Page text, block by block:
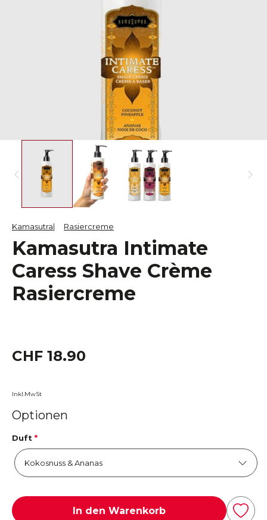
Kamasutra Rasiercreme
Kamasutra Intimate
Caress Shave Crème
Rasiercreme
CHF 18.90
Inkl.MwSt
Optionen
Duft *
In den Warenkorb